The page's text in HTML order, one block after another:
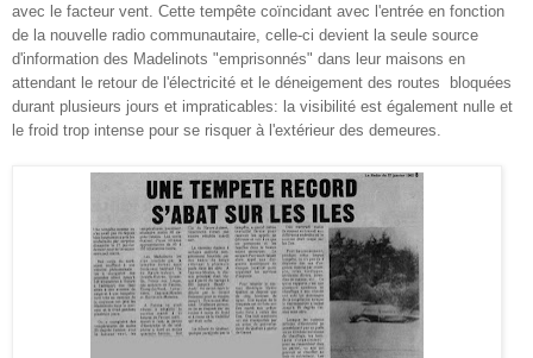
avec le facteur vent. Cette tempête coïncidant avec l'entrée en fonction
de la nouvelle radio communautaire, celle-ci devient la seule source
d'information des Madelinots "emprisonnés" dans leur maisons en
attendant le retour de l'électricité et le déneigement des routes bloquées
durant plusieurs jours et impraticables: la visibilité est également nulle et
le froid trop intense pour se risquer à l'extérieur des demeures